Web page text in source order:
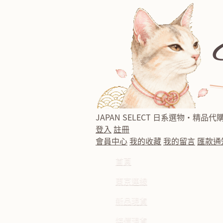
JAPAN SELECT 日系選物・精品代
登入 註冊
會員中心我的收藏我的留言 匯款
首頁
東京連線
新品現貨
特價現貨